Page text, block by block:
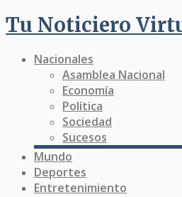
Tu Noticiero
Nacionales
Asamblea Nacional
Economía
Política
Sociedad
Sucesos
Mundo
Deportes
Entretenimiento